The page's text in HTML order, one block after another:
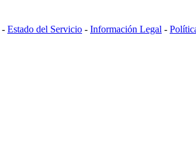
- Estado del Servicio - Información Legal -